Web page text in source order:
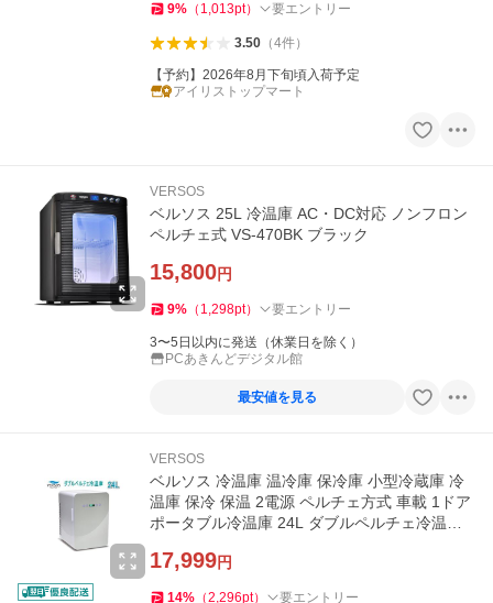
9% （ 1,013pt） 要エントリー
3.50（4件）
【予約】2026年8月下旬頃入荷予定
アイリストップマート
VERSOS
ベルソス 25L 冷温庫 AC・DC対応 ノンフロン
ペルチェ式 VS-470BK ブラック
15,800円
9% （ 1,298pt） 要エントリー
3〜5日以内に発送（休業日を除く）
PCあきんどデジタル館
最安値を見る
VERSOS
ベルソス 冷温庫 温冷庫 保冷庫 小型冷蔵庫 冷
温庫 保冷 保温 2電源 ペルチェ方式 車載 1ドア
ポータブル冷温庫 24L ダブルペルチェ冷温庫
17,999円
14% （2,296pt） 要エントリー